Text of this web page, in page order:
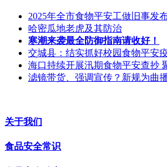
2025年全市食物平安工做旧事发
哈密瓜地老虎及其防治
寒潮来袭最全防御指南请收好！
交城县：结实抓好校园食物平安
海口持续开展汛期食物平安查抄
滤镜带货、强调宣传？新规为曲
关于我们
食品安全常识